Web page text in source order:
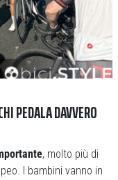
PEDALA DAVVERO
, molto più di
I bambini vanno in